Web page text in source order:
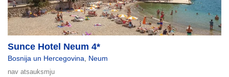
Sunce Hotel Neum 4*
Bosnija un Hercegovina Neum
nav atsauksmju